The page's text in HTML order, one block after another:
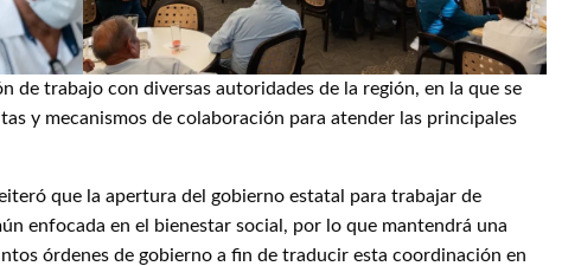
de trabajo con diversas autoridades de la región, en la que se
y mecanismos de colaboración para atender las principales
que la apertura del gobierno estatal para trabajar de
enfocada en el bienestar social, por lo que mantendrá una
órdenes de gobierno a fin de traducir esta coordinación en